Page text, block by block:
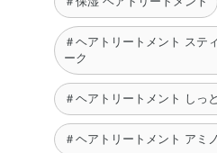
＃ヘアトリートメント ステ
ーク
＃ヘアトリートメント しっ
＃ヘアトリートメント アミ